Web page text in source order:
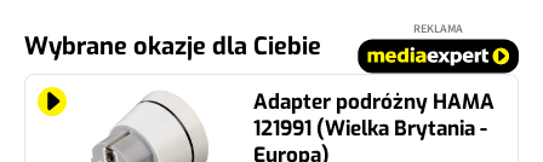
Wybrane okazje dla Ciebie
REKLAMA
Adapter podróżny HAMA
121991 (Wielka Brytania -
Europa)